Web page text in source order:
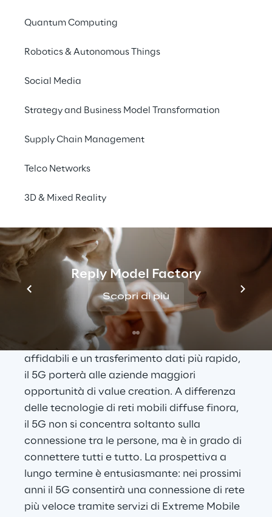
Quantum Computing
Robotics & Autonomous Things
Social Media
Strategy and Business Model Transformation
Supply Chain Management
Telco Networks
3D & Mixed Reality
Reply Model Factory
Scopri di più
Come il 5G influenzerà i vari settori secondo Reply
Che cos'è il 5G e quali
sono le nuove
opportunità di business?
Il 5G è la nuova rete mobile attualmente in
sta sollevando molte discussioni
interessanti. La tecnologia 5G , insieme
all’Intelligenza Artificiale (AI), l’IoT e la
stampa 3D, cambierà il modo in cui i
consumatori vivono oggi, sia nei settori
produttivi, sia nell’insieme della società.
Grazie alla sua capacità di fornire una
copertura più ampia, connessioni di rete
affidabili e un trasferimento dati più rapido,
il 5G porterà alle aziende maggiori
opportunità di value creation. A differenza
delle tecnologie di reti mobili diffuse finora,
il 5G non si concentra soltanto sulla
connessione tra le persone, ma è in grado di
connettere tutti e tutto. La prospettiva a
lungo termine è entusiasmante: nei prossimi
anni il 5G consentirà una connessione di rete
più veloce tramite servizi di Extreme Mobile